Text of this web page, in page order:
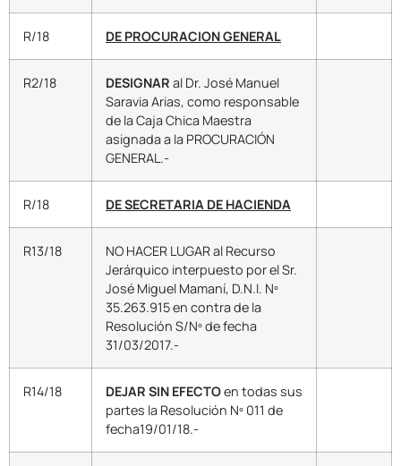
R/18 DE PROCURACION GENERAL
R2/18 DESIGNAR al Dr. José Manuel
Saravia Arias, como responsable
de la Caja Chica Maestra
asignada a la PROCURACIÓN
GENERAL.-
R/18 DE SECRETARIA DE HACIENDA
R13/18
NO HACER LUGAR al Recurso
Jerárquico interpuesto por el Sr.
José Miguel Mamaní, D.N.I. Nº
35.263.915 en contra de la
Resolución S/Nº de fecha
31/03/2017.-
R14/18 DEJAR SIN EFECTOen todas sus
partes la Resolución Nº 011 de
fecha19/01/18.-